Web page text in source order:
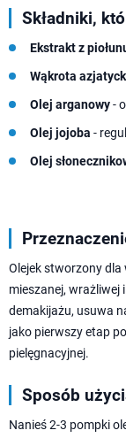
Składniki,
Ekstrakt z
Wąkrota
Olej arganowy-
Olej jojoba -
Olej
Olejek stworzony dla
mieszanej, wrażliwej
demakijażu, usuwa
jako pierwszy etap
pielęgnacyjnej.
Sposób
Nanieś 2-3 pompki